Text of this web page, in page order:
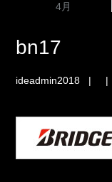
4月
bn17
ideadmin2018 | |